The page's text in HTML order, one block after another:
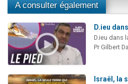
A consulter également
D.ieu
D.ieu dans
Pr Gilbert
Israël, la